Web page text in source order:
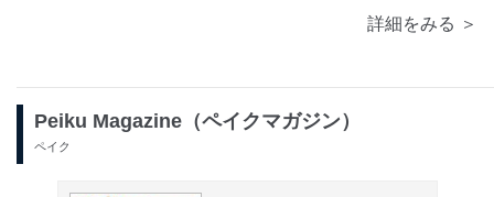
詳細をみる ＞
Peiku Magazine（ペイクマガジン）
ペイク